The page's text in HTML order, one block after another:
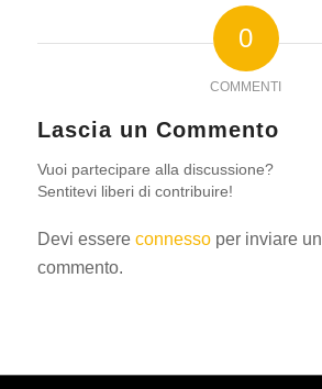
0
COMMENTI
Lascia un Commento
Vuoi partecipare alla discussione?
Sentitevi liberi di contribuire!
Devi essere connessoper inviare un
commento.